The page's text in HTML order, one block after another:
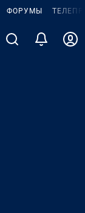
ФОРУМЫ